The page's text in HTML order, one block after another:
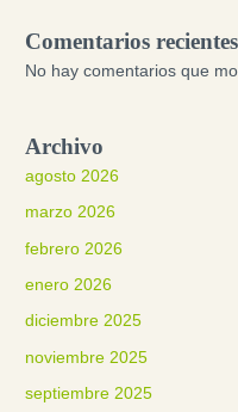
Comentarios recientes
No hay comentarios que
Archivo
agosto 2026
marzo 2026
febrero 2026
enero 2026
diciembre 2025
noviembre 2025
septiembre 2025